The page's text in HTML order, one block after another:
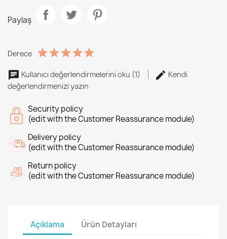
Paylaş
Derece
Kullanıcı değerlendirmelerini oku (1)
Kendi
değerlendirmenizi yazın
Security policy
(edit with the Customer Reassurance module)
Delivery policy
(edit with the Customer Reassurance module)
Return policy
(edit with the Customer Reassurance module)
Açıklama Ürün Detayları